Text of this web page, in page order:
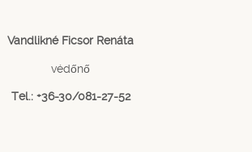
Vandlikné Ficsor Renáta
védőnő
Tel.: +36-30/081-27-52